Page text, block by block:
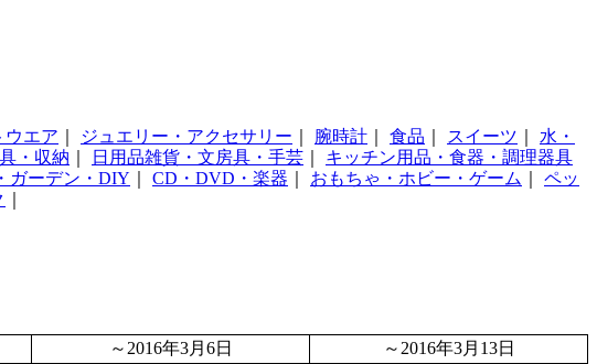
ウエア ジュエリー・アクセサリー 腕時計 食品 スイーツ
水・
・収納 日用品雑貨・文房具・手芸
キッチン用品・食器・調理器具
ガーデン・DIY CD・DVD・楽器 おもちゃ・ホビー・ゲーム
ペッ
～2016年3月6日 ～2016年3月13日